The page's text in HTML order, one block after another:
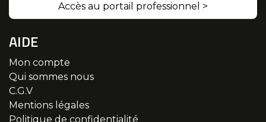
Accès au portail professionnel >
AIDE
Mon compte
Qui sommes nous
C.G.V
Mentions légales
Politique de confidentialité